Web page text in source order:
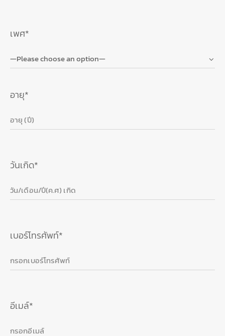
เพศ*
อายุ*
วันเกิด*
เบอร์โทรศัพท์*
อีเมล์*